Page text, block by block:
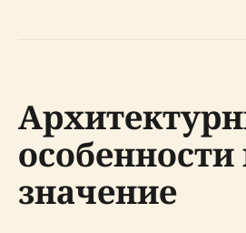
особенности
значение